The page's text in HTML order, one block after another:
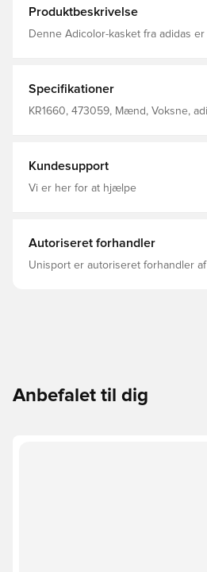
Produktbeskrivelse
Denne Adicolor-kasket fra adidas
sporty finish. Onesize 100 % bomuld Let buet skygge D-
ring lukning
Specifikationer
KR1660, 473059, Mænd, Voksne,
Kundesupport
Vi er her for at hjælpe
Autoriseret forhandler
Unisport er autoriseret forhandler
Anbefalet til dig